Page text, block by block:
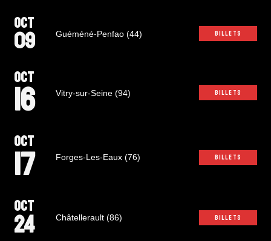
OCT
09 Guéméné-Penfao (44) BILLETS
OCT
16 Vitry-sur-Seine (94) BILLETS
OCT
17 Forges-Les-Eaux (76) BILLETS
OCT
24 Châtellerault (86) BILLETS